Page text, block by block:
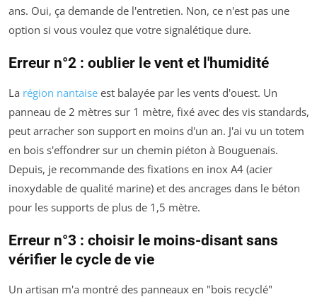
ans. Oui, ça demande de l'entretien. Non, ce n'est pas une
option si vous voulez que votre signalétique dure.
Erreur n°2 : oublier le vent et l'humidité
La région nantaise est balayée par les vents d'ouest. Un
panneau de 2 mètres sur 1 mètre, fixé avec des vis standards,
peut arracher son support en moins d'un an. J'ai vu un totem
en bois s'effondrer sur un chemin piéton à Bouguenais.
Depuis, je recommande des fixations en inox A4 (acier
inoxydable de qualité marine) et des ancrages dans le béton
pour les supports de plus de 1,5 mètre.
Erreur n°3 : choisir le moins-disant sans
vérifier le cycle de vie
Un artisan m'a montré des panneaux en "bois recyclé"